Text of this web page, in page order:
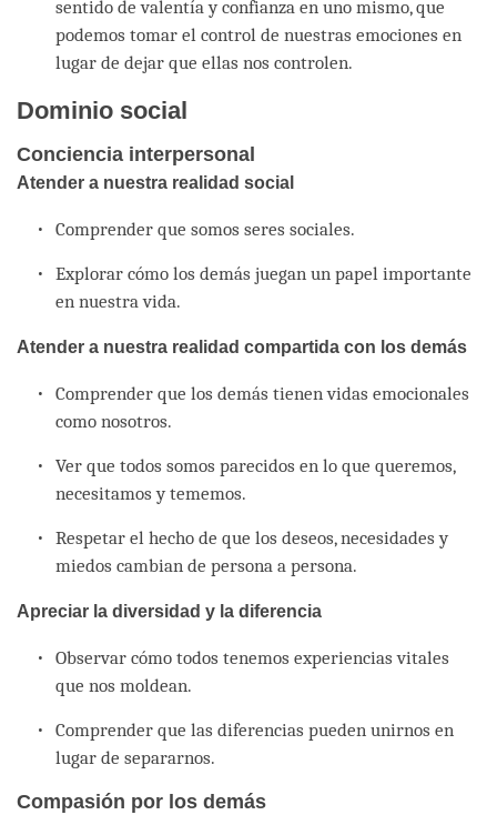
sentido de valentía y confianza en uno mismo, que
podemos tomar el control de nuestras emociones en
lugar de dejar que ellas nos controlen.
Dominio social
Conciencia interpersonal
Atender a nuestra realidad social
Comprender que somos seres sociales.
Explorar cómo los demás juegan un papel importante
en nuestra vida.
Atender a nuestra realidad compartida con los demás
Comprender que los demás tienen vidas emocionales
como nosotros.
Ver que todos somos parecidos en lo que queremos,
necesitamos y tememos.
Respetar el hecho de que los deseos, necesidades y
miedos cambian de persona a persona.
Apreciar la diversidad y la diferencia
Observar cómo todos tenemos experiencias vitales
que nos moldean.
Comprender que las diferencias pueden unirnos en
lugar de separarnos.
Compasión por los demás